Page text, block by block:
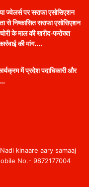
ज्वेलर्स पर सराफा एसोसिएशन
से निष्कासित सराफा एसोसिएशन
के माल की खरीद-फरोख्त
की मांग….
में प्रदेश पदाधिकारी और
kinaare aary samaaj
No.- 9872177004